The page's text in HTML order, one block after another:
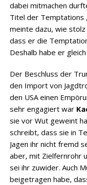
dabei mitmachen
Titel der Temptations
meinte dazu, wie
dass er die
Deshalb habe er
Der Beschluss der
den Import von
den USA einen
sehr engagiert war
sie vor Wut geweint
schreibt, dass sie in
Jagen ihr nicht fremd
aber, mit Zielfernrohr
sei ihr zuwider. Auch
beigetragen habe,